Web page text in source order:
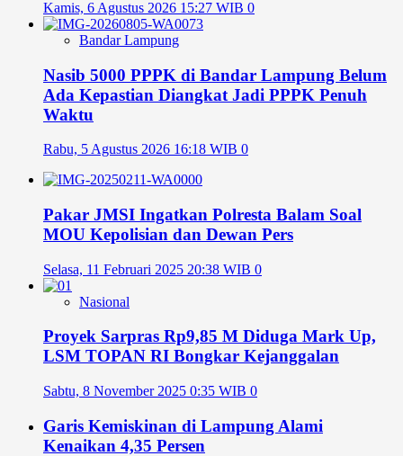
Kamis, 6 Agustus 2026 15:27 WIB 0
Bandar Lampung
Nasib 5000 PPPK di Bandar Lampung Belum
Ada Kepastian Diangkat Jadi PPPK Penuh
Waktu
Rabu, 5 Agustus 2026 16:18 WIB 0
Pakar JMSI Ingatkan Polresta Balam Soal
MOU Kepolisian dan Dewan Pers
Selasa, 11 Februari 2025 20:38 WIB 0
Nasional
Proyek Sarpras Rp9,85 M Diduga Mark Up,
LSM TOPAN RI Bongkar Kejanggalan
Sabtu, 8 November 2025 0:35 WIB 0
Garis Kemiskinan di Lampung Alami
Kenaikan 4,35 Persen